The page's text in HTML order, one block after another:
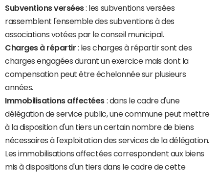
Subventions versées: les subventions versées
rassemblent l'ensemble des subventions à des
associations votées par le conseil municipal.
Charges à répartir : les charges à répartir sont des
charges engagées durant un exercice mais dont la
compensation peut être échelonnée sur plusieurs
années.
Immobilisations affectées : dans le cadre d'une
délégation de service public, une commune peut mettre
à la disposition d'un tiers un certain nombre de biens
nécessaires à l'exploitation des services de la délégation.
Les immobilisations affectées correspondent aux biens
mis à dispositions d'un tiers dans le cadre de cette